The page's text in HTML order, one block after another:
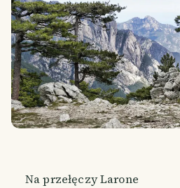
Na przełęczy Larone